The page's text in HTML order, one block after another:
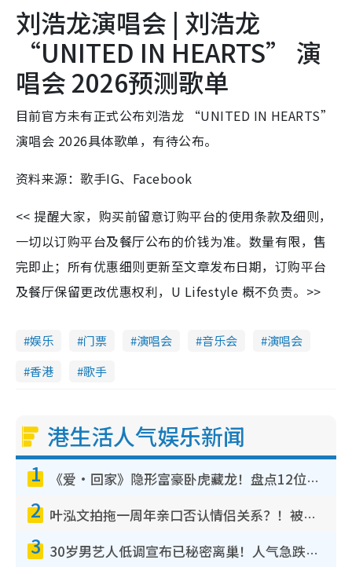
刘浩龙演唱会 | 刘浩龙
“UNITED IN HEARTS” 演
唱会 2026预测歌单
目前官方未有正式公布刘浩龙 “UNITED IN HEARTS”
演唱会 2026具体歌单，有待公布。
资料来源：歌手IG、Facebook
<< 提醒大家，购买前留意订购平台的使用条款及细则，
一切以订购平台及餐厅公布的价钱为准。数量有限，售
完即止；所有优惠细则更新至文章发布日期，订购平台
及餐厅保留更改优惠权利，U Lifestyle 概不负责。>>
娱乐 门票 演唱会 音乐会
演唱会
香港
歌手
港生活人气娱乐新闻
1 《爱·回家》隐形富豪卧虎藏龙！盘点12位财气逼人的有钱艺人：这位美女3亿身家不愁做
2 叶泓文拍拖一周年亲口否认情侣关系？！被质疑感情造假竟称GM“普通同事”
3 30岁男艺人低调宣布已秘密离巢！人气急跌变失踪人口：“这几年过得并不容易”